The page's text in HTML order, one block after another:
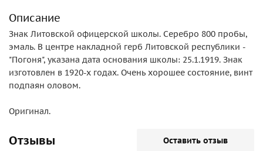
Описание
Знак Литовской офицерской школы. Серебро 800 пробы,
эмаль. В центре накладной герб Литовской республики -
"Погоня", указана дата основания школы: 25.1.1919. Знак
изготовлен в 1920-х годах. Очень хорошее состояние, винт
подпаян оловом.
Оригинал.
Отзывы Оставить отзыв